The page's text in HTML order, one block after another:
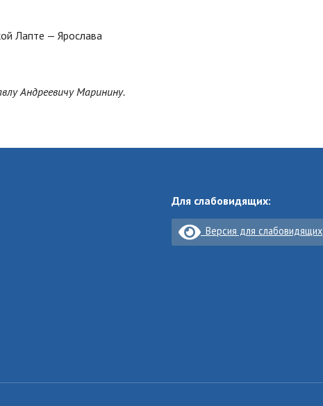
Лапте — Ярослава
Андреевичу Маринину.
Для слабовидящих:
Версия для слабовидящих